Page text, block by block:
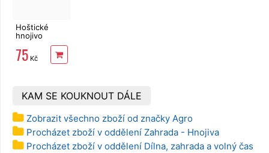
Hoštické
hnojivo
Papriky s
guánem
75 Kč
KAM SE KOUKNOUT DÁLE
Zobrazit všechno zboží od značky Agro
Procházet zboží v oddělení Zahrada - Hnojiva
Procházet zboží v oddělení Dílna, zahrada a volný čas